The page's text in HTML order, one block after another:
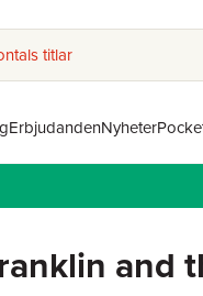
titlar
ErbjudandenNyheter
and